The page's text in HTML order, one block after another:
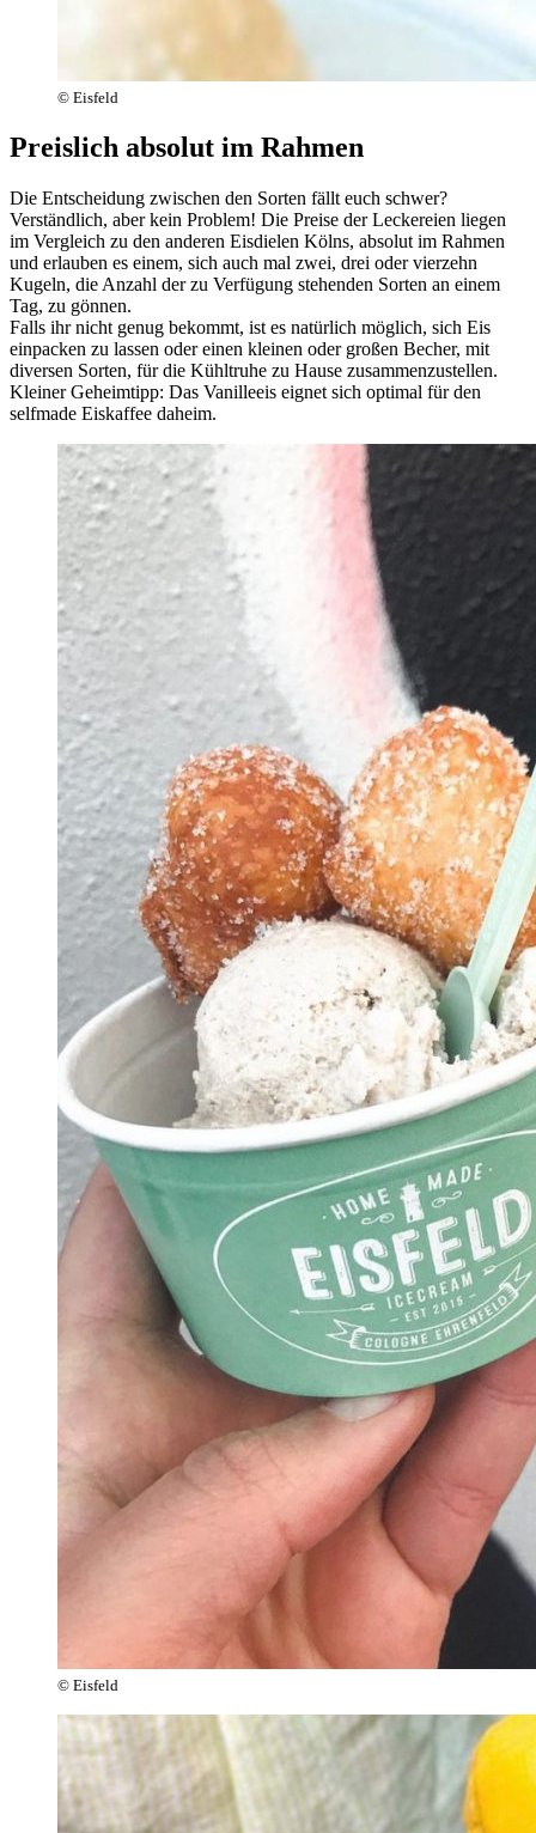
© Eisfeld
Preislich absolut im Rahmen
Die Entscheidung zwischen den Sorten fällt euch schwer?
Verständlich, aber kein Problem! Die Preise der Leckereien liegen
im Vergleich zu den anderen Eisdielen Kölns, absolut im Rahmen
und erlauben es einem, sich auch mal zwei, drei oder vierzehn
Kugeln, die Anzahl der zu Verfügung stehenden Sorten an einem
Tag, zu gönnen.
Falls ihr nicht genug bekommt, ist es natürlich möglich, sich Eis
einpacken zu lassen oder einen kleinen oder großen Becher, mit
diversen Sorten, für die Kühltruhe zu Hause zusammenzustellen.
Kleiner Geheimtipp: Das Vanilleeis eignet sich optimal für den
selfmade Eiskaffee daheim.
© Eisfeld